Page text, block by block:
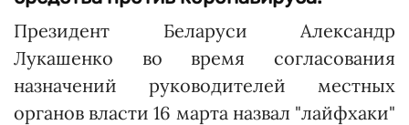
Президент Беларуси Александр
Лукашенко во время согласования
назначений руководителей местных
органов власти 16 марта назвал "лайфхаки"